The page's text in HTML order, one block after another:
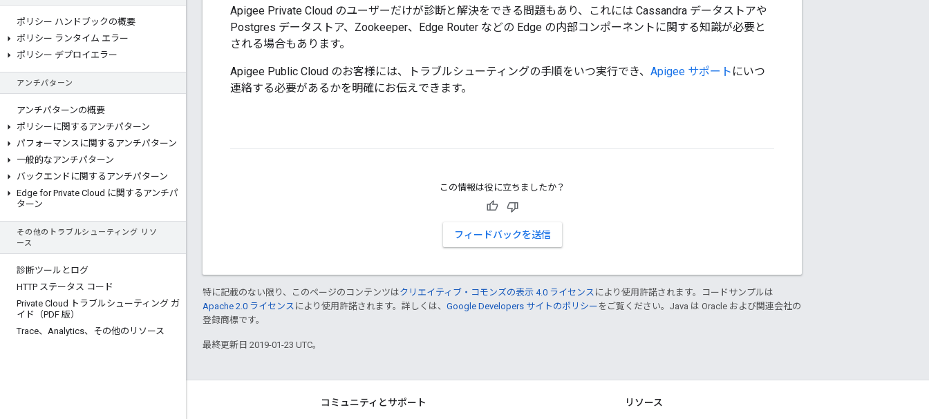
ポリシー ハンドブックの概要
ポリシー ランタイム エラー
ポリシー デプロイエラー
アンチパターン
アンチパターンの概要
ポリシーに関するアンチパターン
パフォーマンスに関するアンチパターン
一般的なアンチパターン
バックエンドに関するアンチパターン
Edge for Private Cloud に関するアンチパ
ターン
その他のトラブルシューティング リソ
ース
診断ツールとログ
HTTP ステータス コード
Private Cloud トラブルシューティング ガ
イド（PDF 版）
Trace、Analytics、その他のリソース
Apigee Private Cloud のユーザーだけが診断と解決をできる問題もあり、これには Cassandra データストアや
Postgres データストア、Zookeeper、Edge Router などの Edge の内部コンポーネントに関する知識が必要と
される場合もあります。
Apigee Public Cloud のお客様には、トラブルシューティングの手順をいつ実行でき、 Apigee サポート にいつ
連絡する必要があるかを明確にお伝えできます。
この情報は役に立ちましたか？
フィードバックを送信
特に記載のない限り、このページのコンテンツはクリエイティブ・コモンズの表示 4.0 ライセンス により使用許諾されます。コードサンプルは
Apache 2.0 ライセンス により使用許諾されます。詳しくは、 Google Developers サイトのポリシー をご覧ください。Java は Oracle および関連会社の
登録商標です。
最終更新日 2019-01-23 UTC。
コミュニティとサポート リソース